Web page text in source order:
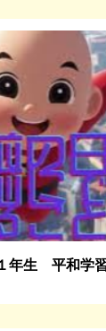
年生 平和学